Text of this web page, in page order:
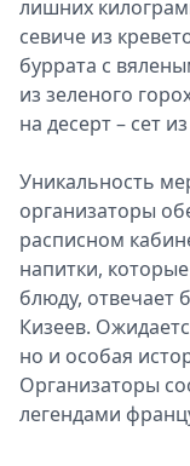
лишних
севиче из
буррата с
из зеленого
на десерт – сет
Уникальность
организаторы
расписном
напитки,
блюду, отвечает
Кизеев.
но и особая
Организаторы
легендами